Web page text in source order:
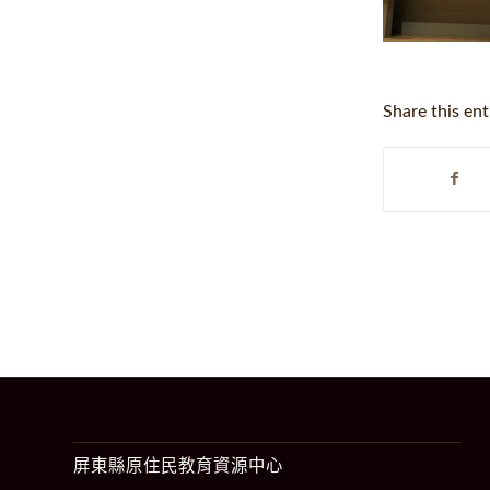
Share this
屏東縣原住民教育資源中心